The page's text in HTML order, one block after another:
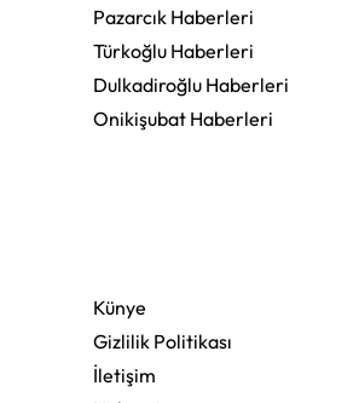
Pazarcık Haberleri
Türkoğlu Haberleri
Dulkadiroğlu Haberleri
Onikişubat Haberleri
Künye
Gizlilik Politikası
İletişim